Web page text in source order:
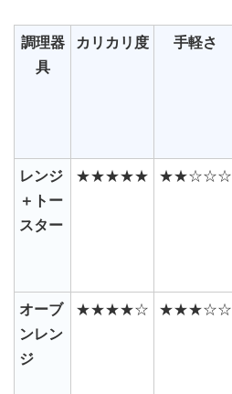
調理器
具
カリカリ度 手軽さ
レンジ
＋トー
スター
★★★★★ ★★☆☆☆
オーブ
ンレン
ジ
★★★★☆ ★★★☆☆